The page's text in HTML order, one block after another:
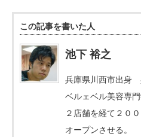
この記事を書いた人
池下 裕之
兵庫県川西市出身
ベルェベル美容専
２店舗を経て２０
オープンさせる。